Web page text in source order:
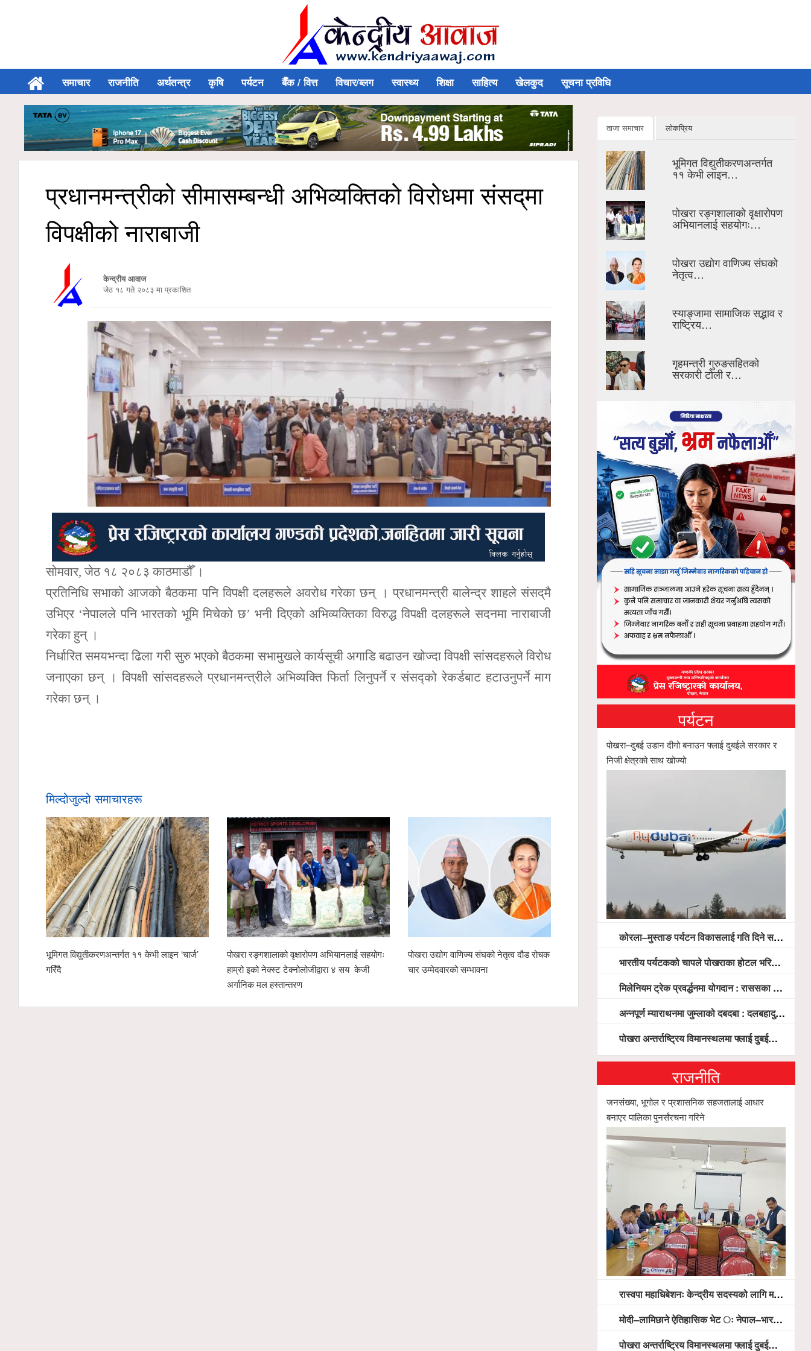
समाचार राजनीति अर्थतन्त्र कृषि पर्यटन बैँक / वित्त विचार/ब्लग स्वास्थ्य शिक्षा साहित्य खेलकुद सूचना प्रविधि
प्रधानमन्त्रीको सीमासम्बन्धी अभिव्यक्तिको विरोधमा संसद्‌मा
विपक्षीको नाराबाजी
केन्द्रीय आवाज
जेठ १८ गते २०८३ मा प्रकाशित
सोमवार, जेठ १८ २०८३ काठमाडौँ ।
प्रतिनिधि सभाको आजको बैठकमा पनि विपक्षी दलहरूले अवरोध गरेका छन् । प्रधानमन्त्री बालेन्द्र शाहले संसद्‌मै
उभिएर ‘नेपालले पनि भारतको भूमि मिचेको छ’ भनी दिएको अभिव्यक्तिका विरुद्ध विपक्षी दलहरूले सदनमा नाराबाजी
गरेका हुन् ।
निर्धारित समयभन्दा ढिला गरी सुरु भएको बैठकमा सभामुखले कार्यसूची अगाडि बढाउन खोज्दा विपक्षी सांसदहरूले विरोध
जनाएका छन् । विपक्षी सांसदहरूले प्रधानमन्त्रीले अभिव्यक्ति फिर्ता लिनुपर्ने र संसद्को रेकर्डबाट हटाउनुपर्ने माग
गरेका छन् ।
मिल्दोजुल्दो समाचारहरू
पोखरा उद्योग वाणिज्य संघको नेतृत्व दौड रोचक बन्दै,
चार उम्मेदवारको सम्भावना
स्याङ्जामा सामाजिक सद्भाव र राष्ट्रिय एकताका लागि
शान्ति ¥याली सम्पन्न
गृहमन्त्री गुरुङसहितको सरकारी टोली र हिन्दूवादी
प्रतिनिधिबीच १३ बुँदे सहमति
प्रतियोगिता घोषणा
ताजा समाचार लोकप्रिय
भूमिगत विद्युतीकरणअन्तर्गत
११ केभी लाइन…
पोखरा रङ्गशालाको वृक्षारोपण
अभियानलाई सहयोगः…
पोखरा उद्योग वाणिज्य संघको
नेतृत्व…
स्याङ्जामा सामाजिक सद्भाव र
राष्ट्रिय…
गृहमन्त्री गुरुङसहितको
सरकारी टोली र…
पर्यटन
पोखरा–दुबई उडान दीगो बनाउन फ्लाई दुबईले सरकार र
निजी क्षेत्रको साथ खोज्यो
कोरला–मुस्ताङ पर्यटन विकासलाई गति दिने सरकारको प्रतिबद्धता, स्थानीय सरोकारवालासँग व्यापक छलफल
भारतीय पर्यटकको चापले पोखराका होटल भरिभराउ
मिलेनियम ट्रेक प्रवर्द्धनमा योगदान : राससका वासुदेव पौडेललाई ‘मिलेनियम ट्रेक अवार्ड’ प्रदान गरिने
अन्नपूर्ण म्याराथनमा जुम्लाको दबदबा : दलबहादुर र मञ्जु च्याम्पियन, नगदसहित भव्य सम्मान
पोखरा अन्तर्राष्ट्रिय विमानस्थलमा फ्लाई दुबईको बढ्दो चासो, ६ घण्टा लामो प्राविधिक निरीक्षणपछि दैनिक उडानको ढोका खुल्दै
राजनीति
जनसंख्या, भूगोल र प्रशासनिक सहजतालाई आधार
बनाएर पालिका पुनर्संरचना गरिने
रास्वपा महाधिबेशनः केन्द्रीय सदस्यको लागि मतदान सम्पन्न,
मोदी–लामिछाने ऐतिहासिक भेट ः नेपाल–भारत सम्बन्धलाई नयाँ उचाइमा पु¥याउने साझा प्रतिबद्धता
पोखरा अन्तर्राष्ट्रिय विमानस्थलमा फ्लाई दुबईको बढ्दो चासो, ६ घण्टा लामो प्राविधिक निरीक्षणपछि दैनिक उडानको ढोका खुल्दै